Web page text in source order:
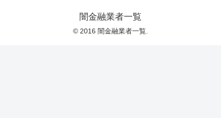
闇金融業者一覧
© 2016 闇金融業者一覧.